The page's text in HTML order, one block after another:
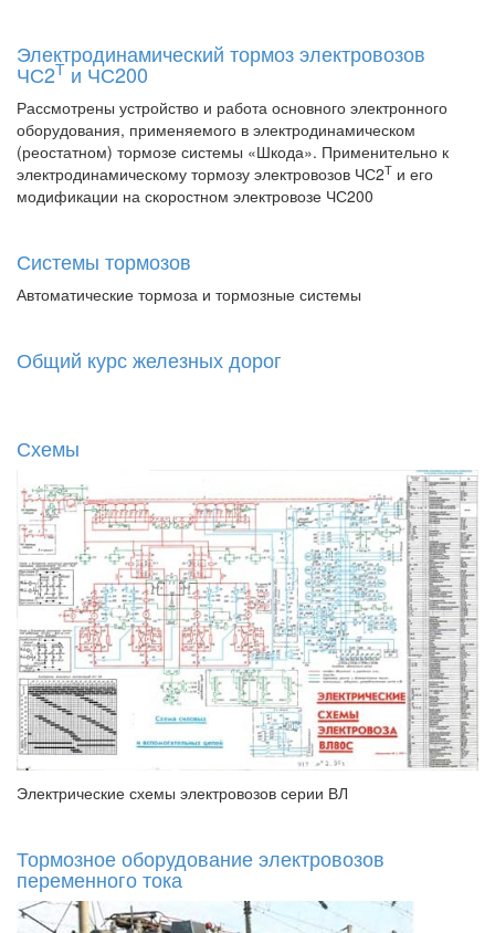
Электродинамический тормоз электровозов
ЧС2Т и ЧС200
Рассмотрены устройство и работа основного электронного
оборудования, применяемого в электродинамическом
(реостатном) тормозе системы «Шкода». Применительно к
электродинамическому тормозу электровозов ЧС2Т и его
модификации на скоростном электровозе ЧС200
Системы тормозов
Автоматические тормоза и тормозные системы
Общий курс железных дорог
Схемы
Электрические схемы электровозов серии ВЛ
Тормозное оборудование электровозов
переменного тока